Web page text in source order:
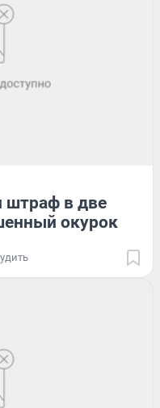
штраф в две
окурок